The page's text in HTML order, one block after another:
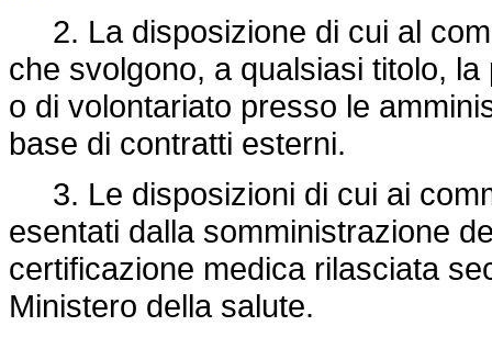
2. La disposizione di cui al
che svolgono, a qualsiasi titolo,
o di volontariato presso le
base di contratti esterni.
3. Le disposizioni di cui ai
esentati dalla somministrazione
certificazione medica rilasciata
Ministero della salute.